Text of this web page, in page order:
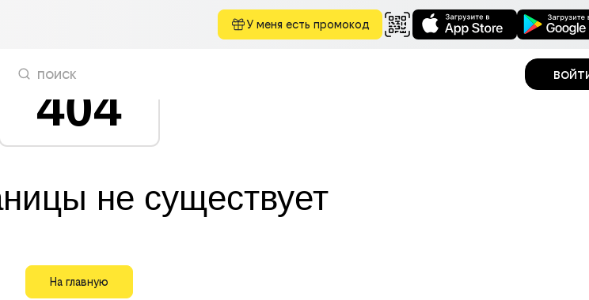
У меня есть промокод
поиск
404
не существует
На главную